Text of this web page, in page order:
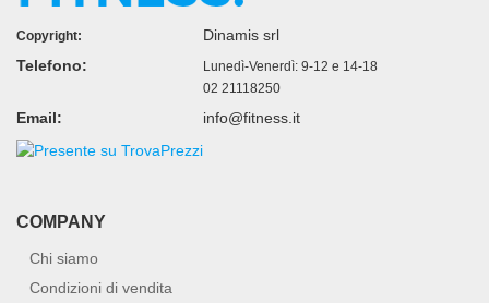
Copyright:
Dinamis srl
Telefono:
Lunedì-Venerdì: 9-12 e 14-18
02 21118250
Email: info@fitness.it
COMPANY
Chi siamo
Condizioni di vendita